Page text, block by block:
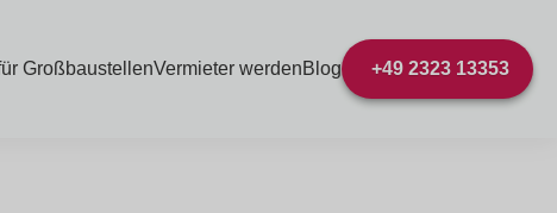
GroßbaustellenVermieter werdenBlog +49 2323 13353